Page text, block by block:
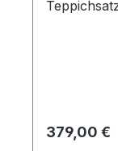
Teppich
speziell
Regulärer
379,00 €